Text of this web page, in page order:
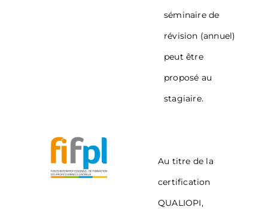
séminaire de
révision (annuel)
peut être
proposé au
stagiaire.
Au titre de la
certification
QUALIOPI,